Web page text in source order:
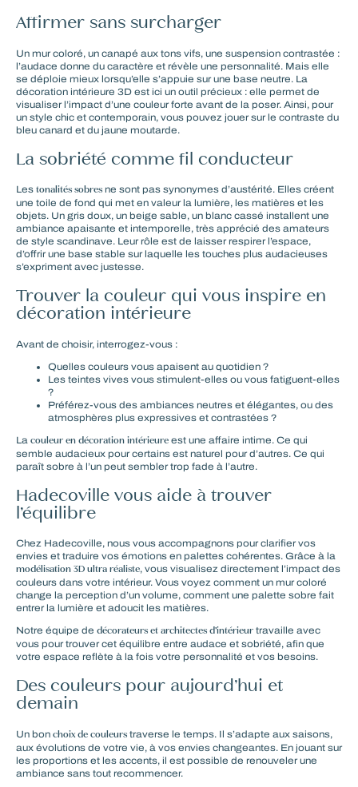
Affirmer sans surcharger
Un mur coloré, un canapé aux tons vifs, une suspension contrastée :
l’audace donne du caractère et révèle une personnalité. Mais elle
se déploie mieux lorsqu’elle s’appuie sur une base neutre. La
décoration intérieure 3D est ici un outil précieux : elle permet de
visualiser l’impact d’une couleur forte avant de la poser. Ainsi, pour
un style chic et contemporain, vous pouvez jouer sur le contraste du
bleu canard et du jaune moutarde.
La sobriété comme fil conducteur
Les tonalités sobres ne sont pas synonymes d’austérité. Elles créent
une toile de fond qui met en valeur la lumière, les matières et les
objets. Un gris doux, un beige sable, un blanc cassé installent une
ambiance apaisante et intemporelle, très apprécié des amateurs
de style scandinave. Leur rôle est de laisser respirer l’espace,
d’offrir une base stable sur laquelle les touches plus audacieuses
s’expriment avec justesse.
Trouver la couleur qui vous inspire en
décoration intérieure
Avant de choisir, interrogez-vous :
Quelles couleurs vous apaisent au quotidien ?
Les teintes vives vous stimulent-elles ou vous fatiguent-elles
?
Préférez-vous des ambiances neutres et élégantes, ou des
atmosphères plus expressives et contrastées ?
La couleur en décoration intérieure est une affaire intime. Ce qui
semble audacieux pour certains est naturel pour d’autres. Ce qui
paraît sobre à l’un peut sembler trop fade à l’autre.
Hadecoville vous aide à trouver
l’équilibre
Chez Hadecoville, nous vous accompagnons pour clarifier vos
envies et traduire vos émotions en palettes cohérentes. Grâce à la
modélisation 3D ultra réaliste, vous visualisez directement l’impact des
couleurs dans votre intérieur. Vous voyez comment un mur coloré
change la perception d’un volume, comment une palette sobre fait
entrer la lumière et adoucit les matières.
Notre équipe de décorateurs et architectes d’intérieur travaille avec
vous pour trouver cet équilibre entre audace et sobriété, afin que
votre espace reflète à la fois votre personnalité et vos besoins.
Des couleurs pour aujourd’hui et
demain
Un bon choix de couleurs traverse le temps. Il s’adapte aux saisons,
aux évolutions de votre vie, à vos envies changeantes. En jouant sur
les proportions et les accents, il est possible de renouveler une
ambiance sans tout recommencer.